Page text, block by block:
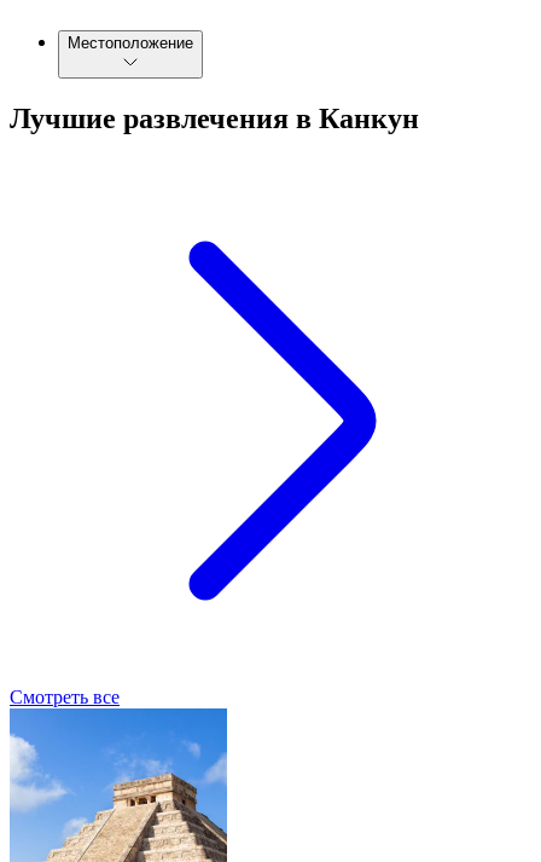
Местоположение
Лучшие развлечения в Канкун
Смотреть все